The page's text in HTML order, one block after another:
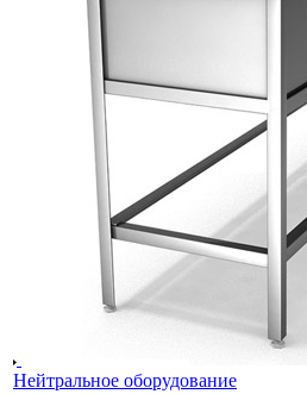
Нейтральное оборудование